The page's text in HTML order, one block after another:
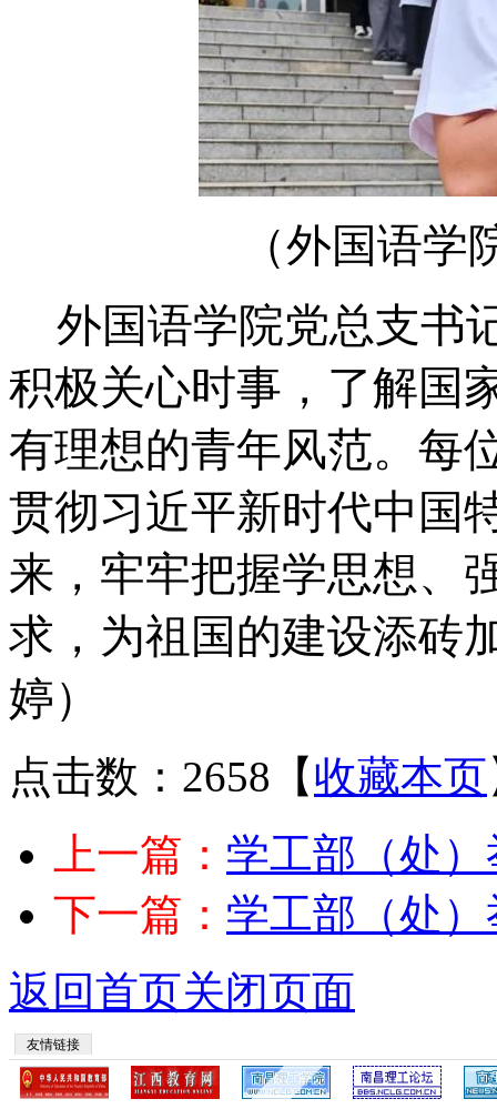
（外国语学
外国语学院党总支书
积极关心时事，了解国
有理想的青年风范。每
贯彻习近平新时代中国
来，牢牢把握学思想、
求，为祖国的建设添砖
婷）
点击数：2658 【收藏本页
上一篇： 学工部（处
下一篇： 学工部（处
返回首页关闭页面
友情链接